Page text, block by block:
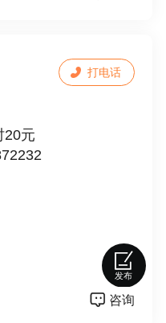
受外派北上广、江
教学
学习
属带教
入行证书
转正薪资5000-100
。
20元
打电话
咨询
发布